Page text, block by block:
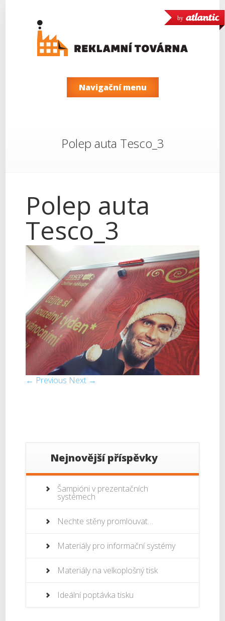
by
Navigační menu
Polep auta Tesco_3
Polep auta
Tesco_3
← Previous Next →
Nejnovější příspěvky
Šampióni v prezentačních
systémech
Nechte stěny promlouvat…
Materiály pro informační systémy
Materiály na velkoplošný tisk
Ideální poptávka tisku